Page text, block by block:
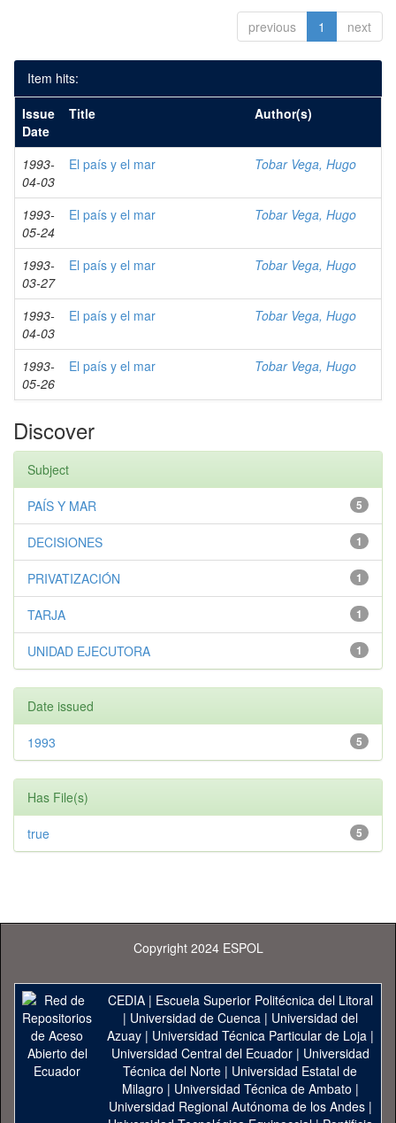
previous 1 next
Item hits:
Issue
Date
Title Author(s)
1993-
04-03
El país y el mar Tobar Vega, Hugo
1993-
05-24
El país y el mar Tobar Vega, Hugo
1993-
03-27
El país y el mar Tobar Vega, Hugo
1993-
04-03
El país y el mar Tobar Vega, Hugo
1993-
05-26
El país y el mar Tobar Vega, Hugo
Discover
Subject
5
PAÍS Y MAR
1
DECISIONES
1
PRIVATIZACIÓN
1
TARJA
1
UNIDAD EJECUTORA
Date issued
5
1993
Has File(s)
5
true
Copyright 2024 ESPOL
CEDIA| Escuela Superior Politécnica del Litoral
| Universidad de Cuenca| Universidad del
Azuay| Universidad Técnica Particular de Loja|
Universidad Central del Ecuador| Universidad
Técnica del Norte | Universidad Estatal de
Milagro | Universidad Técnica de Ambato |
Universidad Regional Autónoma de los Andes|